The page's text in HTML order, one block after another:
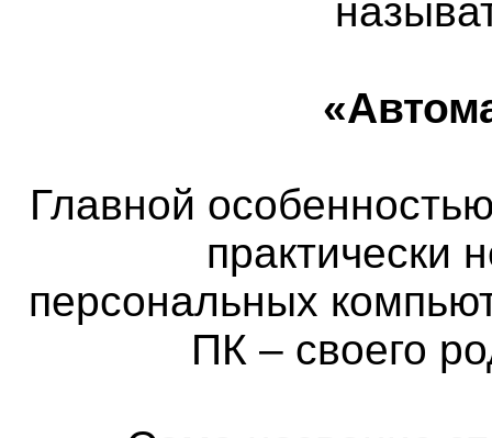
Главной
практически
персональных
ПК – своего